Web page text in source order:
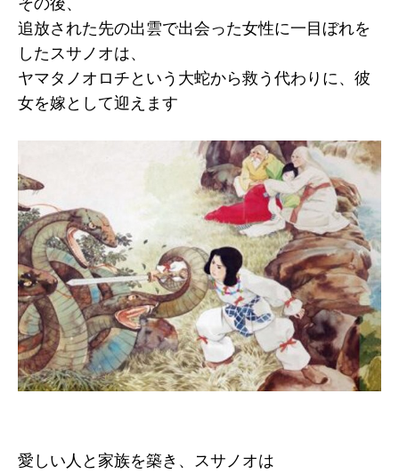
その後、
追放された先の出雲で出会った女性に一目ぼれを
したスサノオは、
ヤマタノオロチという大蛇から救う代わりに、彼
女を嫁として迎えます
愛しい人と家族を築き、スサノオは